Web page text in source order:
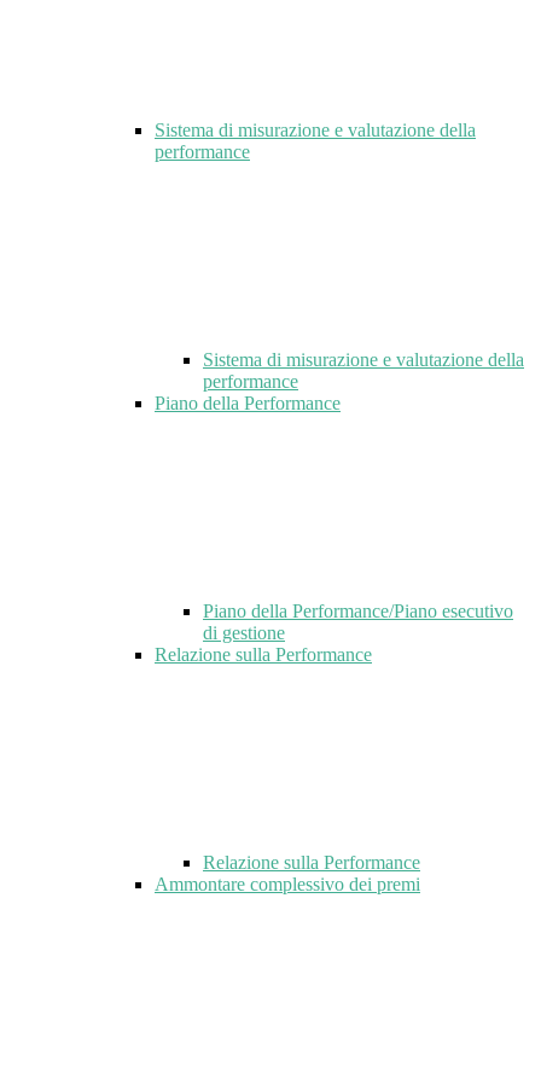
Sistema di misurazione e valutazione della
performance
Sistema di misurazione e valutazione della
performance
Piano della Performance
Piano della Performance/Piano esecutivo
di gestione
Relazione sulla Performance
Relazione sulla Performance
Ammontare complessivo dei premi